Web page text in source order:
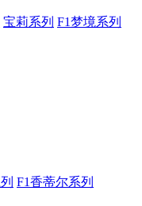
宝莉系列 F1梦境系列
F1香蒂尔系列